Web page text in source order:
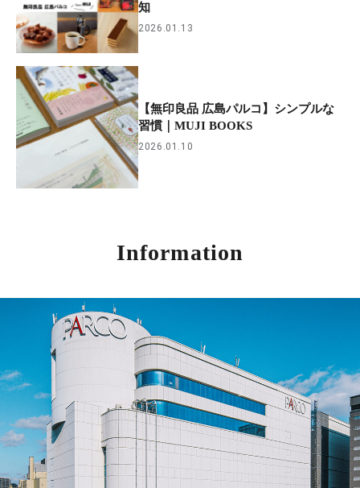
知
2026.01.13
【無印良品 広島パルコ】シンプルな
習慣｜MUJI BOOKS
2026.01.10
Information